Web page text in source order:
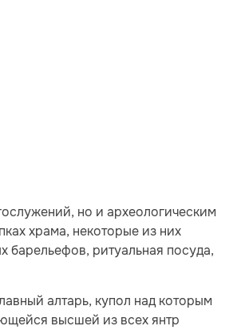
но и археологическим
храма, некоторые из них
барельефов, ритуальная посуда,
алтарь, купол над которым
высшей из всех янтр